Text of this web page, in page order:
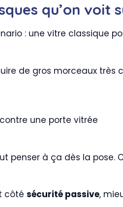
qu’on voit
: une vitre classique
de gros morceaux
une porte vitrée
penser à ça dès la
côté sécurité passive,